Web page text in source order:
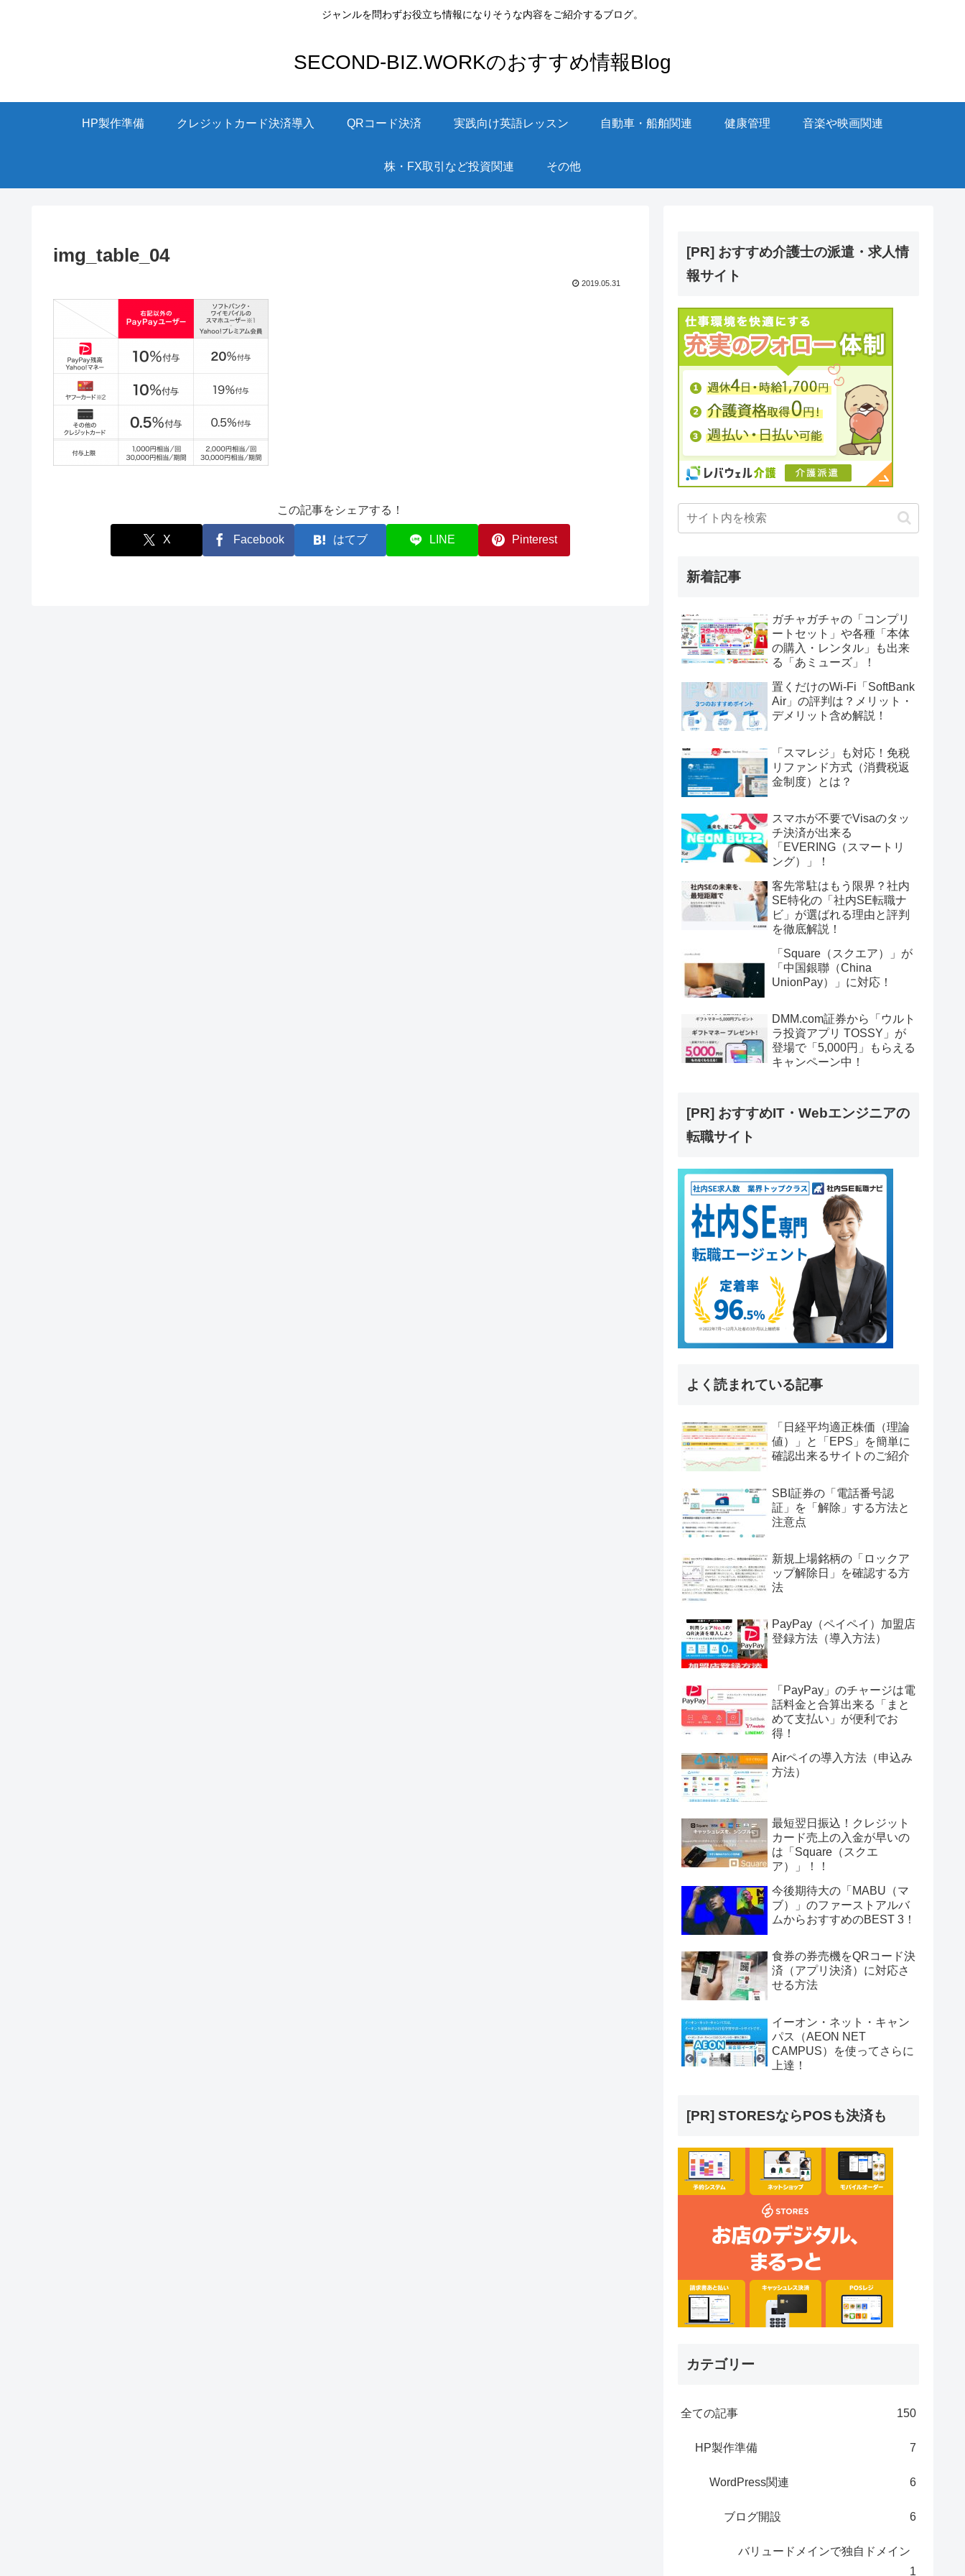
ジャンルを問わずお役立ち情報になりそうな内容をご紹介するブログ。
SECOND-BIZ.WORKのおすすめ情報Blog
HP製作準備 クレジットカード決済導入 QRコード決済 実践向け英語レッスン 自動車・船舶関連 健康管理 音楽や映画関連
株・FX取引など投資関連 その他
img_table_04
2019.05.31
この記事をシェアする！
X Facebook はてブ LINE Pinterest
[PR] おすすめ介護士の派遣・求人情
報サイト
新着記事
ガチャガチャの「コンプリ
ートセット」や各種「本体
の購入・レンタル」も出来
る「あミューズ」！
置くだけのWi-Fi「SoftBank
Air」の評判は？メリット・
デメリット含め解説！
「スマレジ」も対応！免税
リファンド方式（消費税返
金制度）とは？
スマホが不要でVisaのタッ
チ決済が出来る
「EVERING（スマートリ
ング）」！
客先常駐はもう限界？社内
SE特化の「社内SE転職ナ
ビ」が選ばれる理由と評判
を徹底解説！
「Square（スクエア）」が
「中国銀聯（China
UnionPay）」に対応！
DMM.com証券から「ウルト
ラ投資アプリ TOSSY」が
登場で「5,000円」もらえる
キャンペーン中！
[PR] おすすめIT・Webエンジニアの
転職サイト
よく読まれている記事
「日経平均適正株価（理論
値）」と「EPS」を簡単に
確認出来るサイトのご紹介
SBI証券の「電話番号認
証」を「解除」する方法と
注意点
新規上場銘柄の「ロックア
ップ解除日」を確認する方
法
PayPay（ペイペイ）加盟店
登録方法（導入方法）
「PayPay」のチャージは電
話料金と合算出来る「まと
めて支払い」が便利でお
得！
Airペイの導入方法（申込み
方法）
最短翌日振込！クレジット
カード売上の入金が早いの
は「Square（スクエ
ア）」！！
今後期待大の「MABU（マ
ブ）」のファーストアルバ
ムからおすすめのBEST 3！
食券の券売機をQRコード決
済（アプリ決済）に対応さ
せる方法
イーオン・ネット・キャン
パス（AEON NET
CAMPUS）を使ってさらに
上達！
[PR] STORESならPOSも決済も
カテゴリー
全ての記事 150
HP製作準備 7
WordPress関連 6
ブログ開設 6
バリュードメインで独自ドメイン
1